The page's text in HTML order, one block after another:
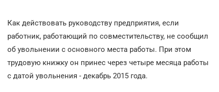
Как действовать руководству предприятия, если
работник, работающий по совместительству, не сообщил
об увольнении с основного места работы. При этом
трудовую книжку он принес через четыре месяца работы
с датой увольнения - декабрь 2015 года.